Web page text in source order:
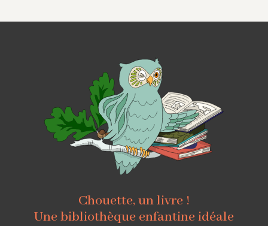
Chouette, un livre !
Une bibliothèque enfantine idéale